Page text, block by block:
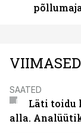
SAATED
Läti toidu
alla.